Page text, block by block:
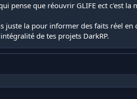
pense que réouvrir GLIFE ect c'est la
juste la pour informer des faits réel
de tes projets DarkRP.